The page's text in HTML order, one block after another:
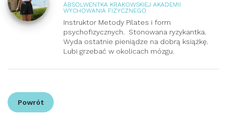
ABSOLWENTKA KRAKOWSKIEJ AKADEMII
WYCHOWANIA FIZYCZNEGO
Instruktor Metody Pilates i form
psychofizycznych. Stonowana ryzykantka.
Wyda ostatnie pieniądze na dobrą książkę.
Lubi grzebać w okolicach mózgu.
Powrót